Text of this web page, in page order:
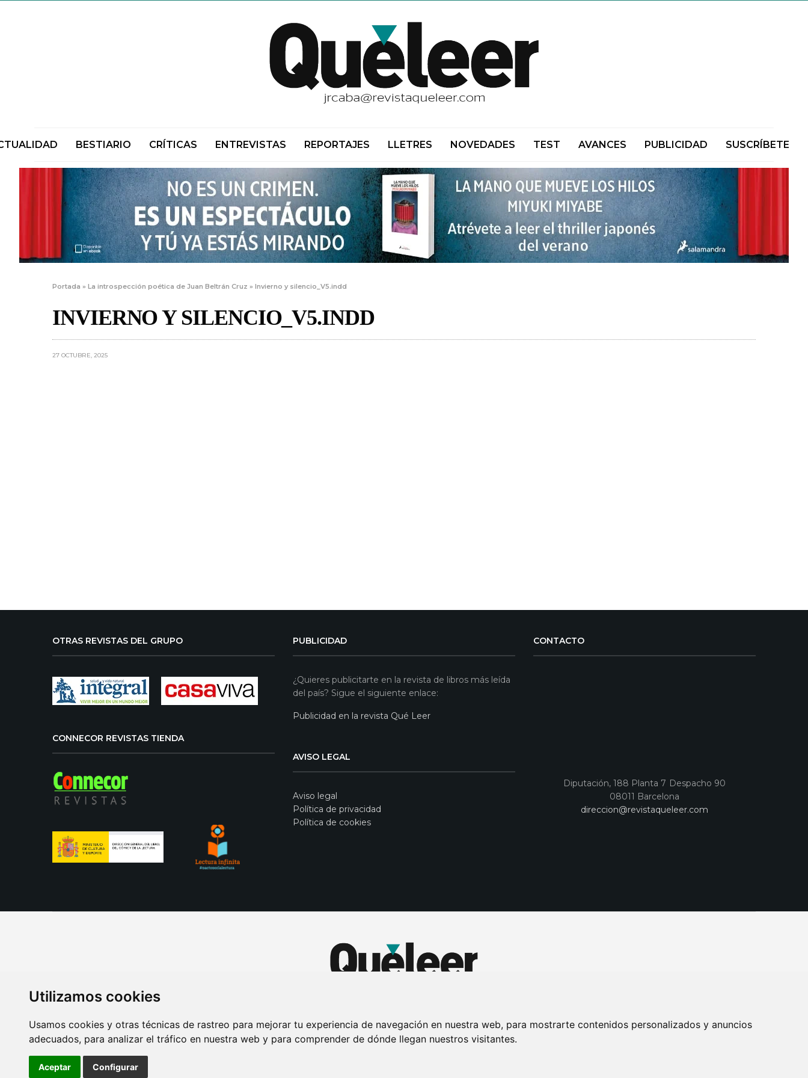
Utilizamos cookies
Usamos cookies y otras técnicas de rastreo para mejorar tu experiencia de navegación en nuestra web, para mostrarte contenidos personalizados y anuncios
adecuados, para analizar el tráfico en nuestra web y para comprender de dónde llegan nuestros visitantes.
Aceptar Configurar
BESTIARIO CRÍTICAS ENTREVISTAS REPORTAJES LLETRES NOVEDADES TEST AVANCES PUBLICIDAD SUSCRÍBETE
Portada »La introspección poética de Juan Beltrán Cruz »Invierno y silencio_V5.indd
INVIERNO Y SILENCIO_V5.INDD
27 OCTUBRE, 2025
OTRAS REVISTAS DEL GRUPO
CONNECOR REVISTAS TIENDA
PUBLICIDAD
¿Quieres publicitarte en la revista de libros más leída
del país? Sigue el siguiente enlace:
Publicidad en la revista Qué Leer
AVISO LEGAL
Aviso legal
Política de privacidad
Política de cookies
CONTACTO
Diputación, 188 Planta 7 Despacho 90
08011 Barcelona
direccion@revistaqueleer.com
AVISO LEGAL POLITICA DE COOKIES POLITICA DE PRIVACIDAD PUBLICIDAD EN LA REVISTA QUÉ LEER SORTEO-PREESTRENOS